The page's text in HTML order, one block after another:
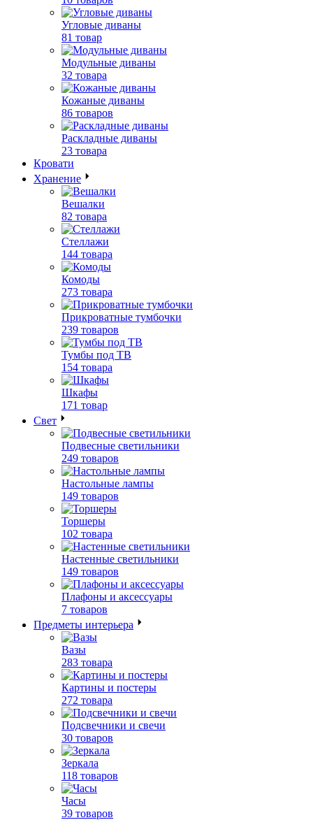
Угловые диваны
81 товар
Модульные диваны
32 товара
Кожаные диваны
86 товаров
Раскладные диваны
23 товара
Кровати
Хранение
Вешалки
82 товара
Стеллажи
144 товара
Комоды
273 товара
Прикроватные тумбочки
239 товаров
Тумбы под ТВ
154 товара
Шкафы
171 товар
Свет
Подвесные светильники
249 товаров
Настольные лампы
149 товаров
Торшеры
102 товара
Настенные светильники
149 товаров
Плафоны и аксессуары
7 товаров
Предметы интерьера
Вазы
283 товара
Картины и постеры
272 товара
Подсвечники и свечи
30 товаров
Зеркала
118 товаров
Часы
39 товаров